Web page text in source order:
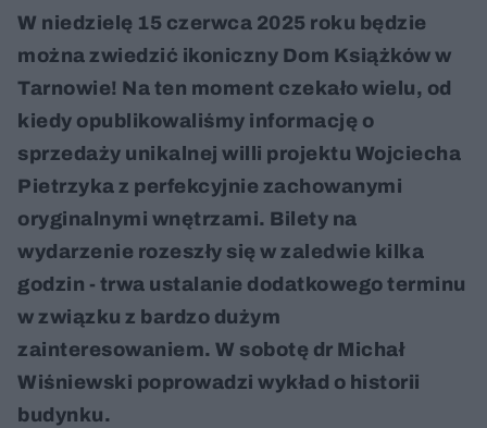
W niedzielę 15 czerwca 2025 roku będzie
można zwiedzić ikoniczny Dom Książków w
Tarnowie! Na ten moment czekało wielu, od
kiedy opublikowaliśmy informację o
sprzedaży unikalnej willi projektu Wojciecha
Pietrzyka z perfekcyjnie zachowanymi
oryginalnymi wnętrzami. Bilety na
wydarzenie rozeszły się w zaledwie kilka
godzin - trwa ustalanie dodatkowego terminu
w związku z bardzo dużym
zainteresowaniem. W sobotę dr Michał
Wiśniewski poprowadzi wykład o historii
budynku.